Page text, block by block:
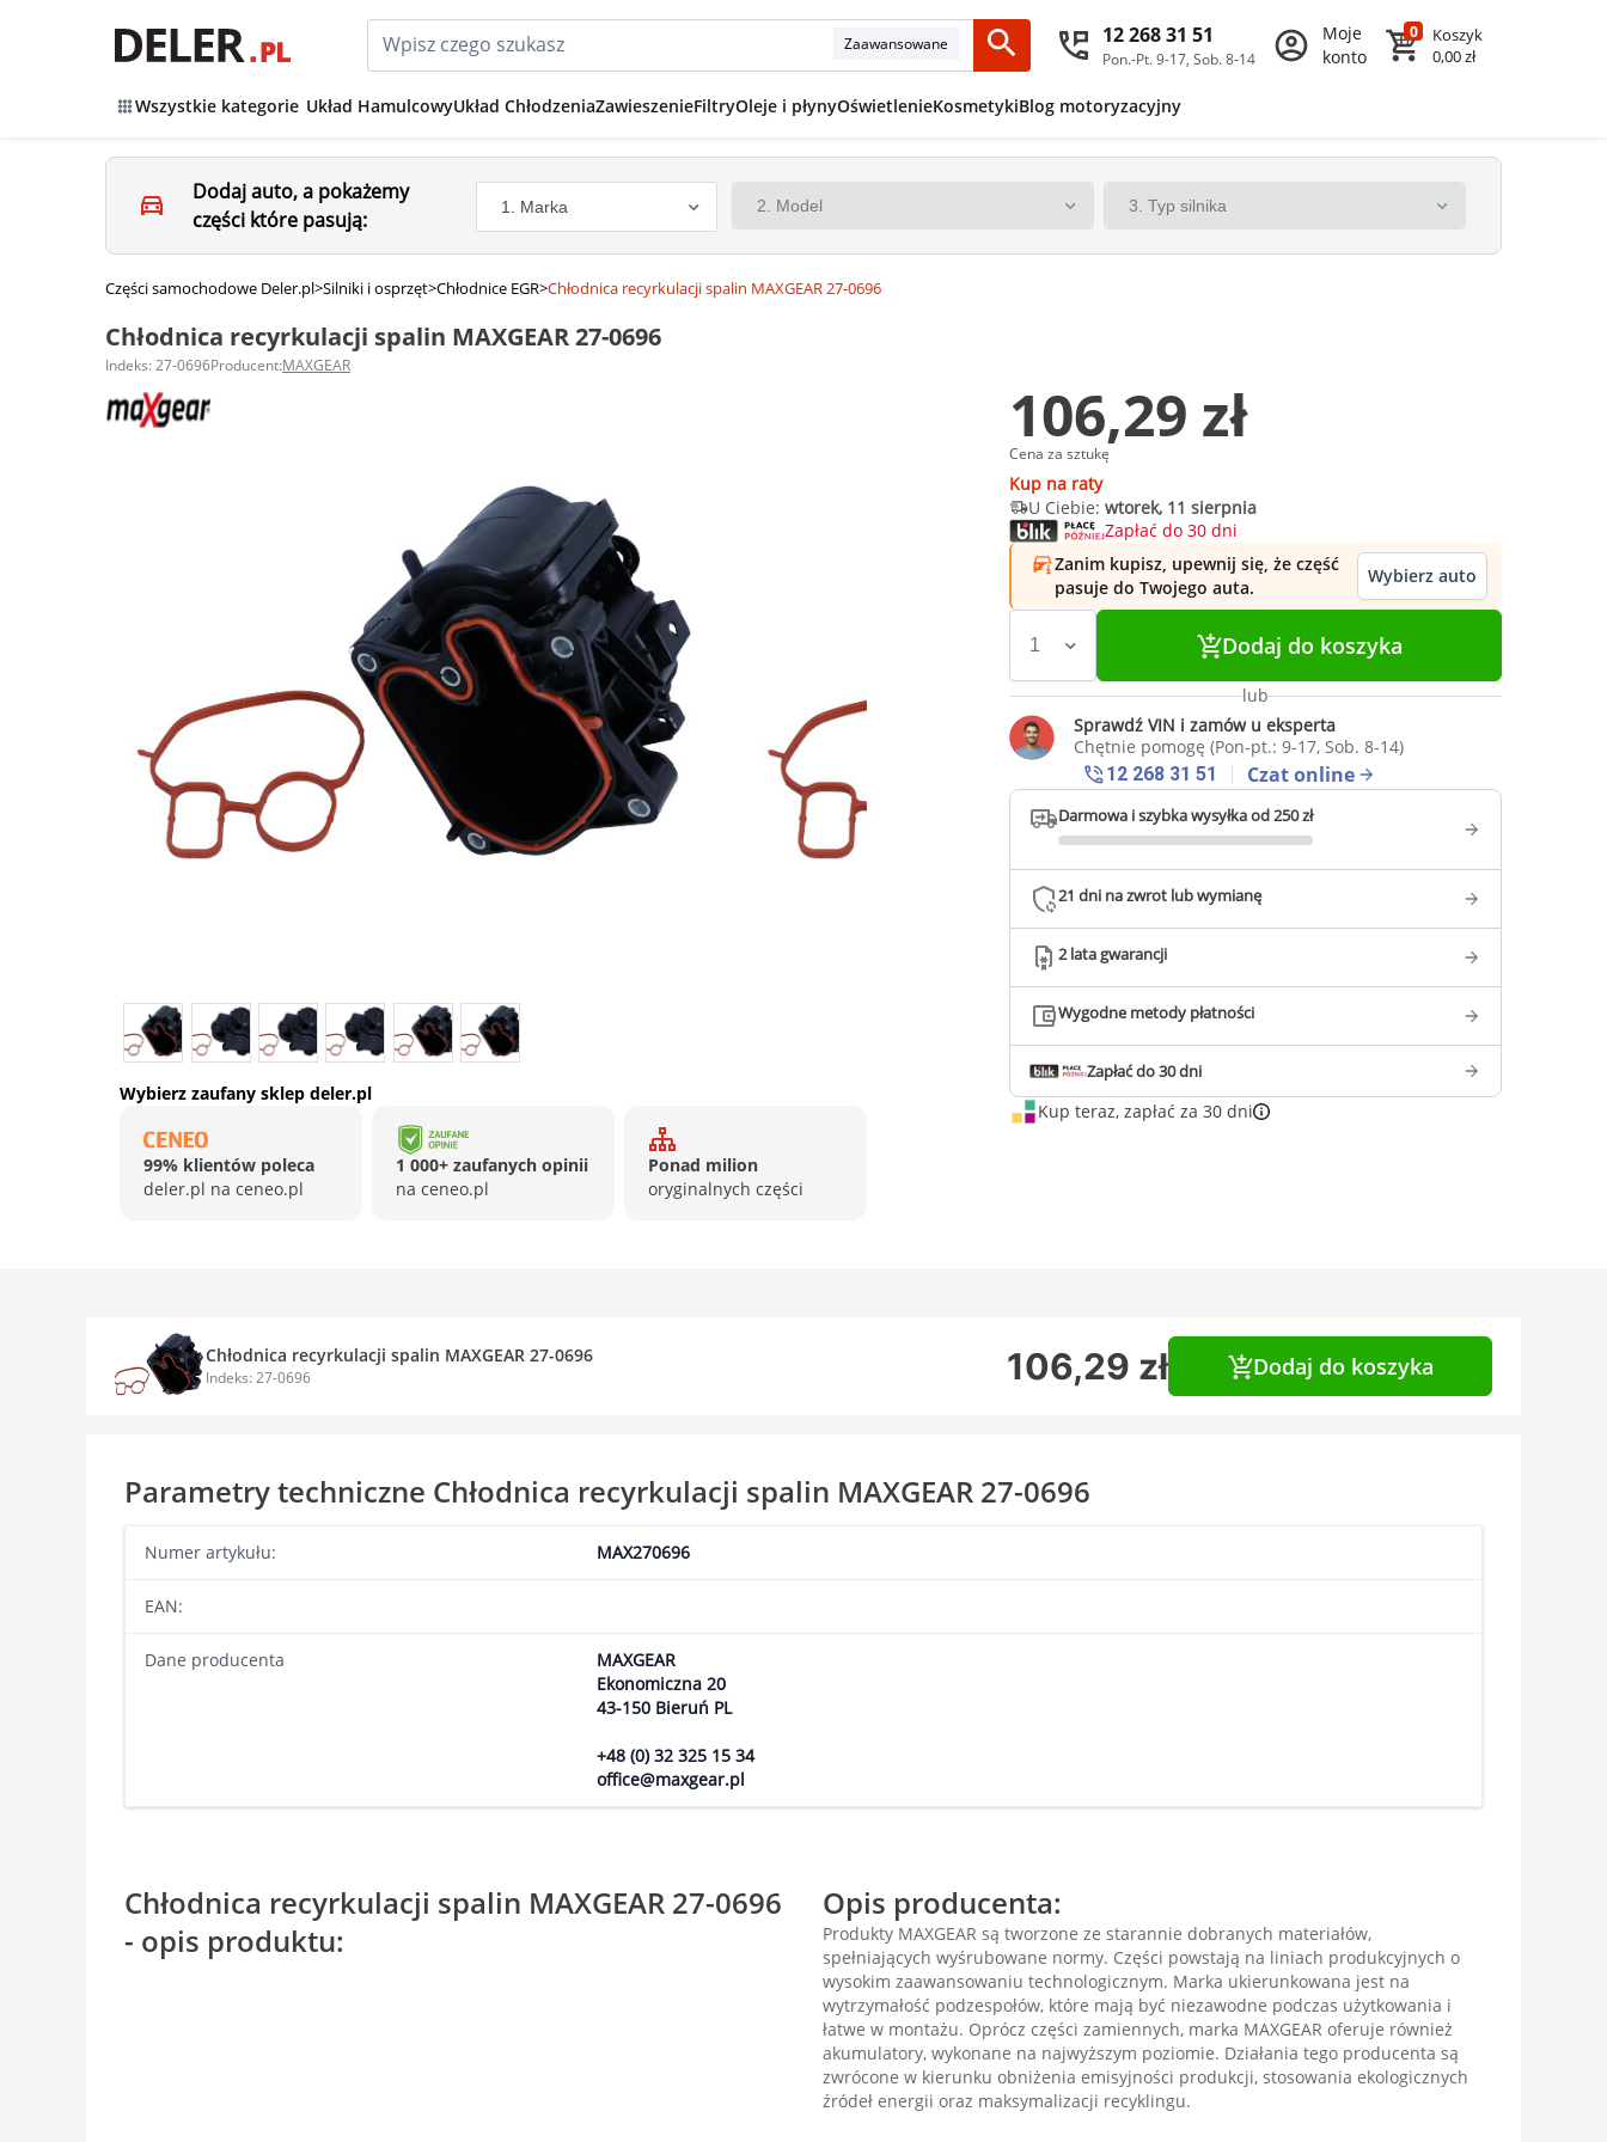
Zaawansowane 12 268 31 51
Pon.-Pt. 9-17, Sob. 8-14
Moje
konto
0
Koszyk
0,00 zł
Wszystkie kategorie Układ HamulcowyUkład ChłodzeniaZawieszenieFiltryOleje i płynyOświetlenieKosmetykiBlog motoryzacyjny
Dodaj auto, a pokażemy
części które pasują:
Części samochodowe Deler.pl>Silniki i osprzęt>Chłodnice EGR>Chłodnica recyrkulacji spalin MAXGEAR 27-0696
Chłodnica recyrkulacji spalin MAXGEAR 27-0696
Indeks: 27-0696Producent:MAXGEAR
106,29 zł
Cena za sztukę
Kup na raty
U Ciebie:wtorek, 11 sierpnia
Zapłać do 30 dni
Zanim kupisz, upewnij się, że część
pasuje do Twojego auta.
Wybierz auto
Dodaj do koszyka
lub
Sprawdź VIN i zamów u eksperta
Chętnie pomogę (Pon-pt.: 9-17, Sob. 8-14)
12 268 31 51
Czat online
Darmowa i szybka wysyłka od 250 zł
21 dni na zwrot lub wymianę
2 lata gwarancji
Wygodne metody płatności
Zapłać do 30 dni
Kup teraz, zapłać za 30 dni
Wybierz zaufany sklep deler.pl
99% klientów poleca
deler.pl na ceneo.pl
1 000+ zaufanych opinii
na ceneo.pl
Ponad milion
oryginalnych części
Chłodnica recyrkulacji spalin MAXGEAR 27-0696
Indeks: 27-0696 106,29 zł Dodaj do koszyka
Parametry techniczne Chłodnica recyrkulacji spalin MAXGEAR 27-0696
Numer artykułu: MAX270696
EAN:
Dane producenta
MAXGEAR
Ekonomiczna 20
43-150 Bieruń PL
+48 (0) 32 325 15 34
office@maxgear.pl
Chłodnica recyrkulacji spalin MAXGEAR 27-0696
- opis produktu:
Opis producenta:
Produkty MAXGEAR są tworzone ze starannie dobranych materiałów,
spełniających wyśrubowane normy. Części powstają na liniach produkcyjnych o
wysokim zaawansowaniu technologicznym. Marka ukierunkowana jest na
wytrzymałość podzespołów, które mają być niezawodne podczas użytkowania i
łatwe w montażu. Oprócz części zamiennych, marka MAXGEAR oferuje również
akumulatory, wykonane na najwyższym poziomie. Działania tego producenta są
zwrócone w kierunku obniżenia emisyjności produkcji, stosowania ekologicznych
źródeł energii oraz maksymalizacji recyklingu.